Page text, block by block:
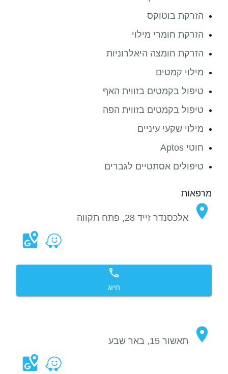
הזרקת בוטוקס
הזרקת חומרי מילוי
הזרקת חומצה היאלרוניות
מילוי קמטים
טיפול בקמטים בזווית האף
טיפול בקמטים בזווית הפה
מילוי שקעי עיניים
חוטי Aptos
טיפולים אסתטיים לגברים
מרפאות
אלכסנדר זייד 28, פתח תקווה
חיוג
תאשור 15, באר שבע